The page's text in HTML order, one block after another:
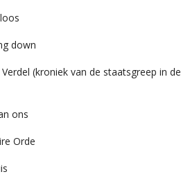
down
(kroniek van de staatsgreep in de
ons
Orde